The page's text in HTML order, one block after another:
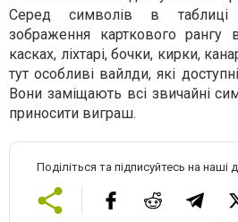
Серед символів в таблиці
зображення карткового
касках, ліхтарі, бочки, кирки,
тут особливі вайлди, які
Вони заміщають всі звичайні
приносити виграш.
Поділіться та підписуйтесь на наші